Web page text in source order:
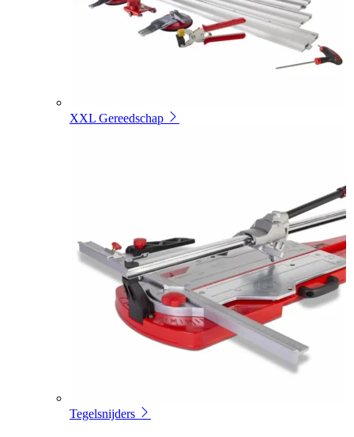
XXL Gereedschap
Tegelsnijders